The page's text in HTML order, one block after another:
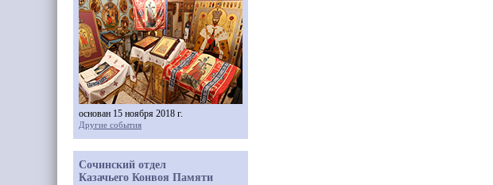
основан 15 ноября 2018 г.
Другие события
Сочинский отдел
Казачьего Конвоя Памяти